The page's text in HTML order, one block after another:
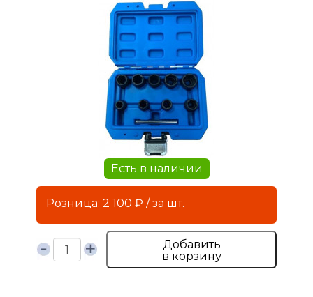
Есть в наличии
Розница: 2 100 ₽ / за шт.
Добавить
в корзину